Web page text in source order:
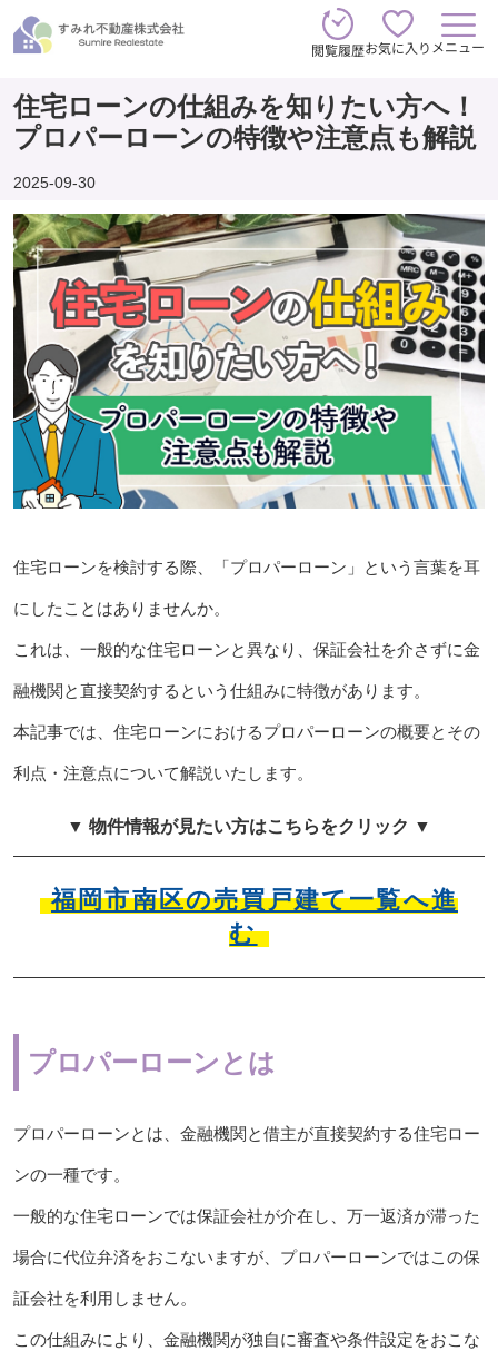
閲覧履歴お気に入り メニュー
住宅ローンの仕組みを知りたい方へ！
プロパーローンの特徴や注意点も解説
2025-09-30
住宅ローンを検討する際、「プロパーローン」という言葉を耳
にしたことはありませんか。
これは、一般的な住宅ローンと異なり、保証会社を介さずに金
融機関と直接契約するという仕組みに特徴があります。
本記事では、住宅ローンにおけるプロパーローンの概要とその
利点・注意点について解説いたします。
▼ 物件情報が見たい方はこちらをクリック ▼
福岡市南区の売買戸建て一覧へ進
む
プロパーローンとは
プロパーローンとは、金融機関と借主が直接契約する住宅ロー
ンの一種です。
一般的な住宅ローンでは保証会社が介在し、万一返済が滞った
場合に代位弁済をおこないますが、プロパーローンではこの保
証会社を利用しません。
この仕組みにより、金融機関が独自に審査や条件設定をおこな